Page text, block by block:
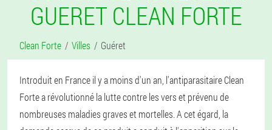
GUERET CLEAN FORTE
Clean Forte Villes Guéret
Introduit en France il y a moins d'un an, l'antiparasitaire Clean
Forte a révolutionné la lutte contre les vers et prévenu de
nombreuses maladies graves et mortelles. A cet égard, la